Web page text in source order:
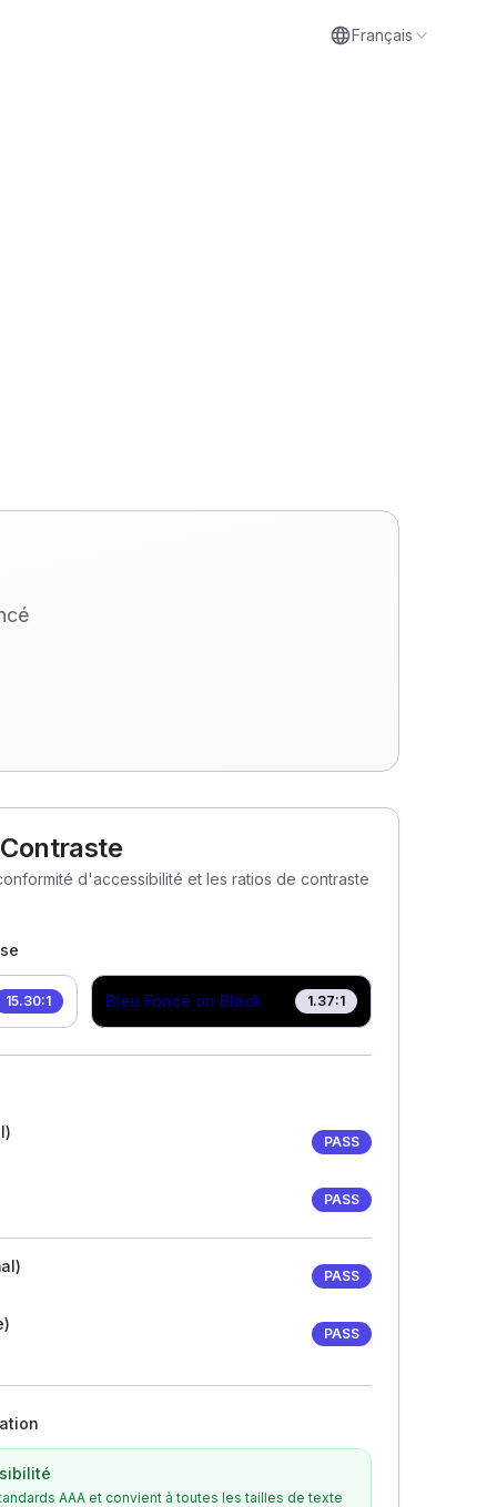
Français
d'accessibilité et les ratios de contraste
15.30:1 Bleu Foncé on Black 1.37:1
PASS
PASS
PASS
PASS
AAA et convient à toutes les tailles de texte